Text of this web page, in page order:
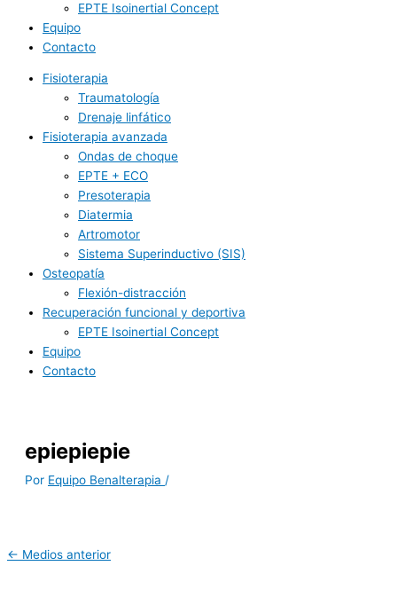
EPTE Isoinertial Concept
Equipo
Contacto
Fisioterapia
Traumatología
Drenaje linfático
Fisioterapia avanzada
Ondas de choque
EPTE + ECO
Presoterapia
Diatermia
Artromotor
Sistema Superinductivo (SIS)
Osteopatía
Flexión-distracción
Recuperación funcional y deportiva
EPTE Isoinertial Concept
Equipo
Contacto
epiepiepie
Por Equipo Benalterapia /
← Medios anterior